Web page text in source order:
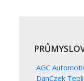
AGC
DanCzek